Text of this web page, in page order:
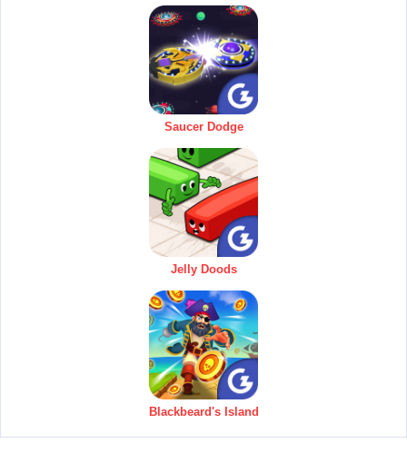
Saucer Dodge
Jelly Doods
Blackbeard's Island